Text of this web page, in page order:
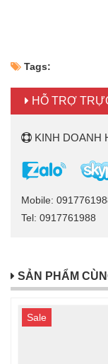
Tags:
HỖ TRỢ
KINH DOANH
Mobile:
Tel: 0917761988
SẢN PHẨM
Sale